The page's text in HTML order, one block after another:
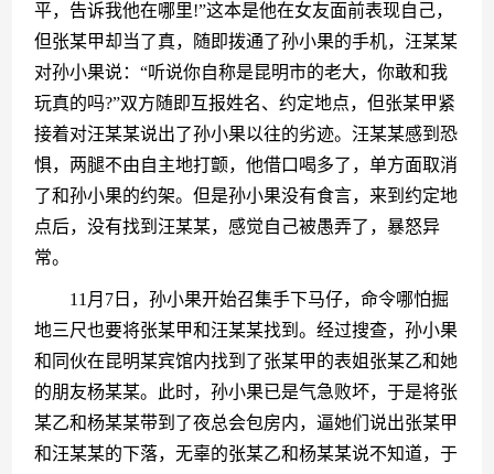
平，告诉我他在哪里!”这本是他在女友面前表现自己，
但张某甲却当了真，随即拨通了孙小果的手机，汪某某
对孙小果说：“听说你自称是昆明市的老大，你敢和我
玩真的吗?”双方随即互报姓名、约定地点，但张某甲紧
接着对汪某某说出了孙小果以往的劣迹。汪某某感到恐
惧，两腿不由自主地打颤，他借口喝多了，单方面取消
了和孙小果的约架。但是孙小果没有食言，来到约定地
点后，没有找到汪某某，感觉自己被愚弄了，暴怒异
常。
11月7日，孙小果开始召集手下马仔，命令哪怕掘
地三尺也要将张某甲和汪某某找到。经过搜查，孙小果
和同伙在昆明某宾馆内找到了张某甲的表姐张某乙和她
的朋友杨某某。此时，孙小果已是气急败坏，于是将张
某乙和杨某某带到了夜总会包房内，逼她们说出张某甲
和汪某某的下落，无辜的张某乙和杨某某说不知道，于